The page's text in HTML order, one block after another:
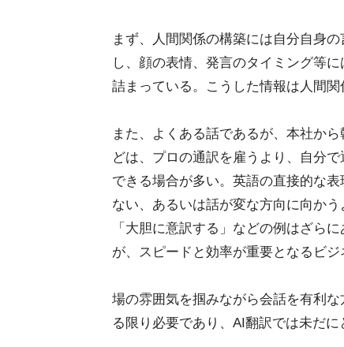
まず、人間関係の構築には自分自身
し、顔の表情、発言のタイミング等
詰まっている。こうした情報は人間関
また、よくある話であるが、本社か
どは、プロの通訳を雇うより、自分
できる場合が多い。英語の直接的な
ない、あるいは話が変な方向に向か
「大胆に意訳する」などの例はざら
が、スピードと効率が重要となるビ
場の雰囲気を掴みながら会話を有利
る限り必要であり、AI翻訳では未だ